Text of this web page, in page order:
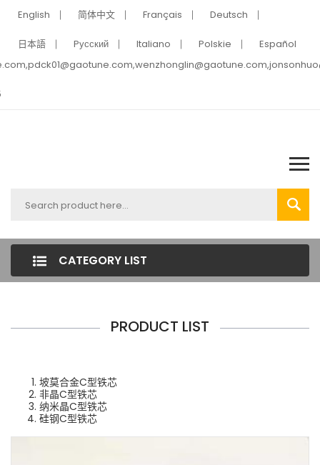
English 简体中文 Français Deutsch
日本語 Pусский Italiano Polskie
Español
CATEGORY LIST
PRODUCT LIST
坡莫合金C型铁芯
非晶C型铁芯
纳米晶C型铁芯
硅钢C型铁芯